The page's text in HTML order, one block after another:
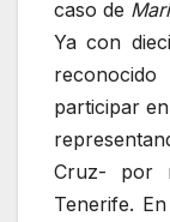
caso de
Ya con
participar
Cruz- por
Tenerife.